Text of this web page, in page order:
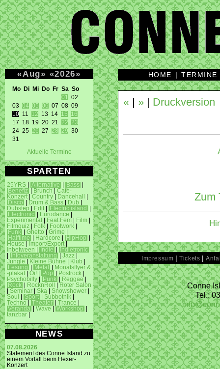
«Aug» «2026»
Mo Di Mi Do Fr Sa So
01
02
03 04 05 06
10 11 12 13 14 15
16
17 18 19 20 21 22
23
24 25 26 27 28 29 30
31
Aktuelle Termine
SPARTEN
25YRS Alternative Bass
Benefiz
Brunch
Café-
Konzert
Country Dancehall
Disco
Drum & Bass Dub
Dubstep
Edit Electric island
Electronic
Eurodance
Experimental
Feat.Fem Film
Filmquiz
Folk Footwork
Funk
Ghetto Grime
Halftime
Hardcore HipHop
House
Import/Export
Inbetween
Indie
Indietronic
Infoveranstaltung Jazz
Jungle
Kleine Bühne Klub
Lesung
Metal
Monatsflyer &
-plakat
Oi! Pop Postrock
Psychobilly
Punk Reggae
Rock
RocknRoll
Roter Salon
Seminar Ska Snowshower
Soul
Sport Subbotnik
Techno
Theater Trance
Veranda
Wave Workshop
tanzbar
NEWS
07.08.2026
Statement des Conne Island zu
einem Vorfall beim Hexer-
Konzert
HOME |TERMINE
« » Druckversion
Zum
Impressum |Tickets |
Conne
Tel.: